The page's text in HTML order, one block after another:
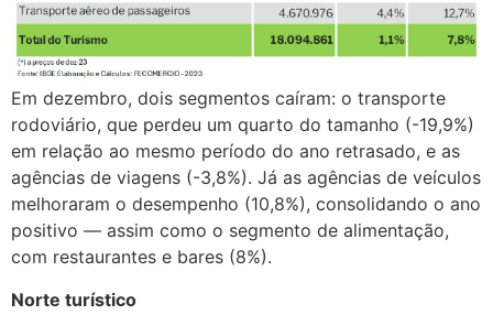
Em dezembro, dois segmentos caíram: o transporte
rodoviário, que perdeu um quarto do tamanho (-19,9%)
em relação ao mesmo período do ano retrasado, e as
agências de viagens (-3,8%). Já as agências de veículos
melhoraram o desempenho (10,8%), consolidando o ano
positivo — assim como o segmento de alimentação,
com restaurantes e bares (8%).
Norte turístico